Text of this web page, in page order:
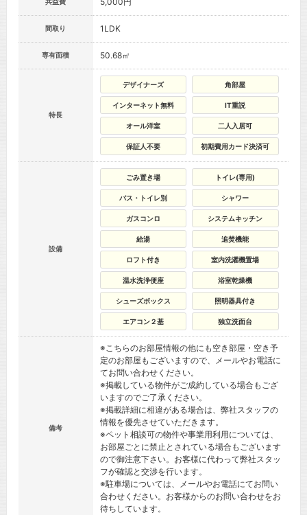
間取り 1LDK
専有面積 50.68㎡
特長
デザイナーズ 角部屋
インターネット無料 IT重説
オール洋室 二人入居可
保証人不要 初期費用カード決済可
設備
ごみ置き場 トイレ(専用)
バス・トイレ別 シャワー
ガスコンロ システムキッチン
給湯 追焚機能
ロフト付き 室内洗濯機置場
温水洗浄便座 浴室乾燥機
シューズボックス 照明器具付き
エアコン２基 独立洗面台
備考
※こちらのお部屋情報の他にも空き部屋・空き予
定のお部屋もございますので、メールやお電話に
てお問い合わせください。
※掲載している物件がご成約している場合もござ
いますのでご了承ください。
※掲載詳細に相違がある場合は、弊社スタッフの
情報を優先させていただきます。
※ペット相談可の物件や事業用利用については、
お部屋ごとに禁止とされている場合もございます
ので御注意下さい。お客様に代わって弊社スタッ
フが確認と交渉を行います。
※駐車場については、メールやお電話にてお問い
合わせください。お客様からのお問い合わせをお
待ちしています。